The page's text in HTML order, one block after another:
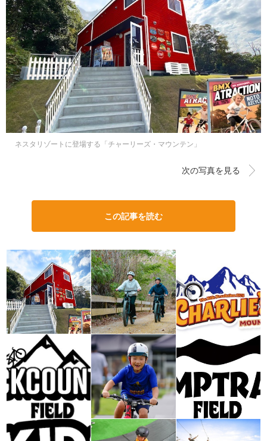
ネスタリゾートに登場する「チャーリーズ・マウンテン」
次の写真を見る
この記事を読む